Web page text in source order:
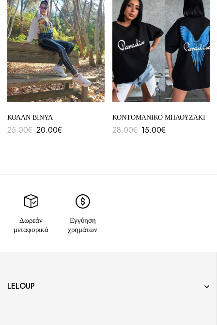
ΚΟΛΑΝ ΒΙΝΥΛ
25.00€ 20.00€
ΚΟΝΤΟΜΑΝΙΚΟ ΜΠΛΟΥΖΑΚΙ
28.00€ 15.00€
Δωρεάν
μεταφορικά
Εγγύηση
χρημάτων
LELOUP